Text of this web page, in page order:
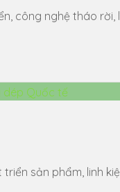
công nghệ tháo rời,
sản phẩm, linh